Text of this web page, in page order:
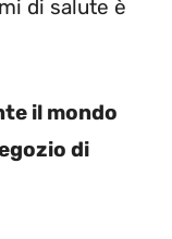
di salute è
il mondo
di